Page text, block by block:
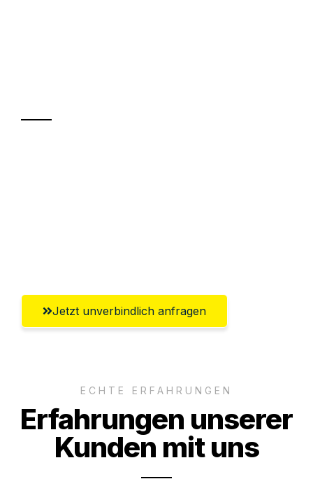
Jetzt unverbindlich anfragen
ECHTE ERFAHRUNGEN
Erfahrungen unserer
Kunden mit uns